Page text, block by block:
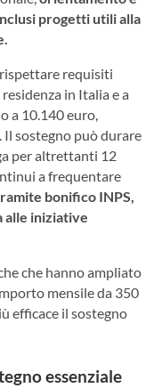
progetti utili alla
rispettare requisiti
in Italia e a
a 10.140 euro,
sostegno può durare
per altrettanti 12
a frequentare
bonifico INPS,
alle iniziative
che hanno ampliato
mensile da 350
efficace il sostegno
essenziale